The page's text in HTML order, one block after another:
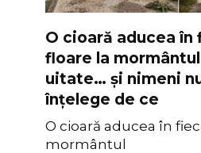
O cioară aducea în
floare la
uitate… și nimeni
înțelege de ce
O cioară aducea în
mormântul